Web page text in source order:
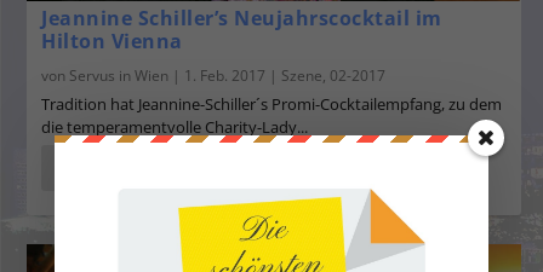
Jeannine Schiller’s Neujahrscocktail im
Hilton Vienna
von Servus in Wien | 1. Feb. 2017 | Szene, 02-2017
Tradition hat Jeannine-Schiller´s Promi-Cocktailempfang, zu dem
die temperamentvolle Charity-Lady...